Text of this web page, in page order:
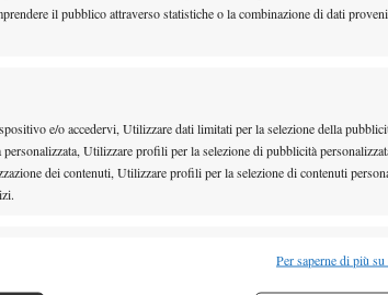
il pubblico attraverso statistiche o la combinazione di dati
e/o accedervi, Utilizzare dati limitati per la selezione della
Utilizzare profili per la selezione di pubblicità
dei contenuti, Utilizzare profili per la selezione di contenuti
Per saperne di più
le ragazze del Tc Crema hanno
coppia Corvi/Finocchiaro, le quali
facilmente il doppio contro il duo
di spareggio, diventato
per l’ultima fase. Corvi e
Rezzonico e hanno raccolto
grazie al sostegno dato dagli spalti.